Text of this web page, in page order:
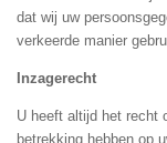
dat wij uw
verkeerde manier
Inzagerecht
U heeft altijd het recht
betrekking hebben op